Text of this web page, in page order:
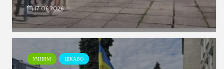
17.06.2026
УЧНЯМ ЦІКАВО